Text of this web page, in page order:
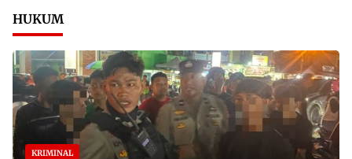
HUKUM
KRIMINAL